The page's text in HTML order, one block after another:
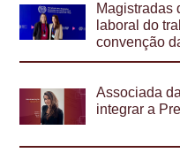
Magistradas
laboral do
convenção
Associada
integrar a